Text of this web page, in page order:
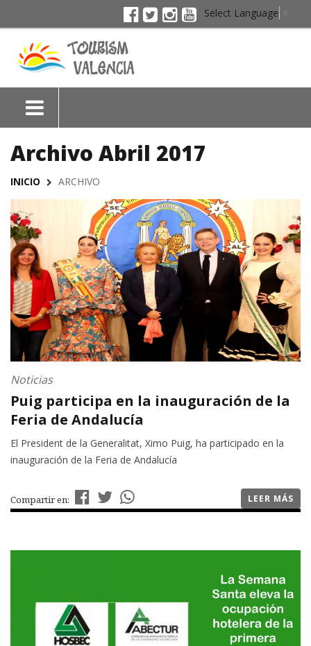
Select Language
Archivo Abril 2017
INICIO ARCHIVO
Noticias
Puig participa en la inauguración de la
Feria de Andalucía
El President de la Generalitat, Ximo Puig, ha participado en la
inauguración de la Feria de Andalucía
Compartir en: LEER MÁS